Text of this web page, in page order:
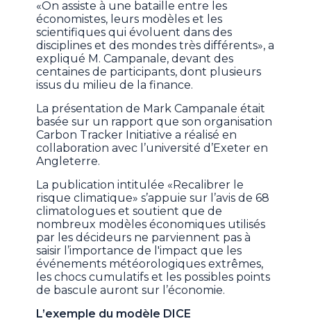
«On assiste à une bataille entre les
économistes, leurs modèles et les
scientifiques qui évoluent dans des
disciplines et des mondes très différents», a
expliqué M. Campanale, devant des
centaines de participants, dont plusieurs
issus du milieu de la finance.
La présentation de Mark Campanale était
basée sur un rapport que son organisation
Carbon Tracker Initiative a réalisé en
collaboration avec l’université d’Exeter en
Angleterre.
La publication intitulée «Recalibrer le
risque climatique» s’appuie sur l’avis de 68
climatologues et soutient que de
nombreux modèles économiques utilisés
par les décideurs ne parviennent pas à
saisir l’importance de l'impact que les
événements météorologiques extrêmes,
les chocs cumulatifs et les possibles points
de bascule auront sur l’économie.
L’exemple du modèle DICE